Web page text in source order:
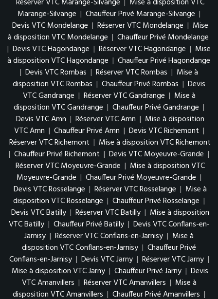
Marange-Silvange | Chauffeur Privé Marange-Silvange |
Devis VTC Mondelange | Réserver VTC Mondelange | Mise
à disposition VTC Mondelange | Chauffeur Privé Mondelange
| Devis VTC Hagondange | Réserver VTC Hagondange | Mise
à disposition VTC Hagondange | Chauffeur Privé Hagondange
| Devis VTC Rombas | Réserver VTC Rombas | Mise à
disposition VTC Rombas | Chauffeur Privé Rombas | Devis
VTC Gandrange | Réserver VTC Gandrange | Mise à
disposition VTC Gandrange | Chauffeur Privé Gandrange |
Devis VTC Amn | Réserver VTC Amn | Mise à disposition
VTC Amn | Chauffeur Privé Amn | Devis VTC Richemont |
Réserver VTC Richemont | Mise à disposition VTC Richemont
| Chauffeur Privé Richemont | Devis VTC Moyeuvre-Grande |
Réserver VTC Moyeuvre-Grande | Mise à disposition VTC
Moyeuvre-Grande | Chauffeur Privé Moyeuvre-Grande |
Devis VTC Rosselange | Réserver VTC Rosselange | Mise à
disposition VTC Rosselange | Chauffeur Privé Rosselange |
Devis VTC Batilly | Réserver VTC Batilly | Mise à disposition
VTC Batilly | Chauffeur Privé Batilly | Devis VTC Conflans-en-
Jarnisy | Réserver VTC Conflans-en-Jarnisy | Mise à
disposition VTC Conflans-en-Jarnisy | Chauffeur Privé
Conflans-en-Jarnisy | Devis VTC Jarny | Réserver VTC Jarny |
Mise à disposition VTC Jarny | Chauffeur Privé Jarny | Devis
VTC Amanvillers | Réserver VTC Amanvillers | Mise à
disposition VTC Amanvillers | Chauffeur Privé Amanvillers |